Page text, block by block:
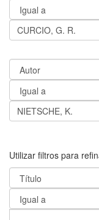
Utilizar filtros para